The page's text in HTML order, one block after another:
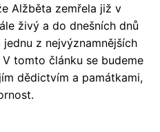
Alžběta zemřela již v
živý a do dnešních dnů
z nejvýznamnějších
tomto článku se budeme
dědictvím a památkami,